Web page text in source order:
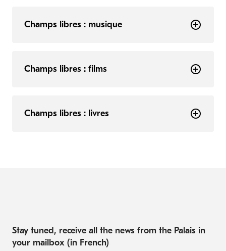
Champs libres : musique
Champs libres : films
Champs libres : livres
Stay tuned, receive all the news from the Palais in
your mailbox (in French)